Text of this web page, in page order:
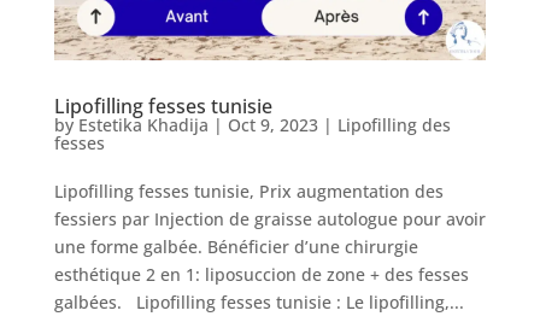
Nos
Tarifs
Nos
chirurgies
Obésité
Nos
chirurgiens
Lipofilling fesses tunisie
by Estetika Khadija | Oct 9, 2023| Lipofilling des
fesses
Lipofilling fesses tunisie, Prix augmentation des
fessiers par Injection de graisse autologue pour avoir
une forme galbée. Bénéficier d’une chirurgie
esthétique 2 en 1: liposuccion de zone + des fesses
galbées. Lipofilling fesses tunisie : Le lipofilling,...